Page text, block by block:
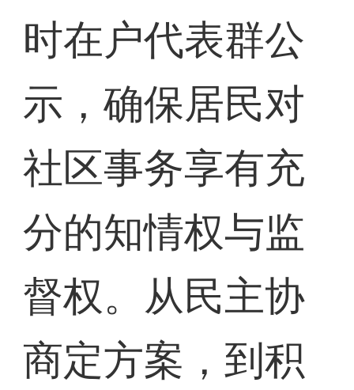
时在户代表群公
示，确保居民对
社区事务享有充
分的知情权与监
督权。从民主协
商定方案，到积